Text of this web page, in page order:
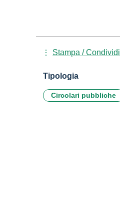
Stampa / Condividi
Tipologia
Circolari pubbliche